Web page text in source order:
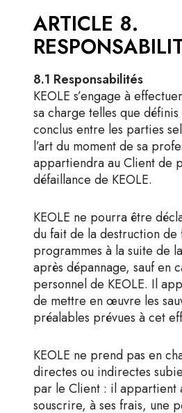
ARTICLE 8.
8.1 Responsabilités
KEOLE s’engage à
sa charge telles que
conclus entre les parties
l’art du moment de sa
appartiendra au Client de
défaillance de KEOLE.
KEOLE ne pourra être
du fait de la destruction
programmes à la suite de
après dépannage, sauf en
personnel de KEOLE. Il
de mettre en œuvre les
préalables prévues à cet
KEOLE ne prend pas en
directes ou indirectes
par le Client : il appartient
souscrire, à ses frais, une